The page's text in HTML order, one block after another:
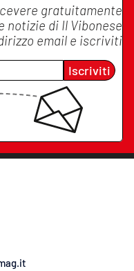
gratuitamente
notizie di Il Vibonese
email e iscriviti
Iscriviti